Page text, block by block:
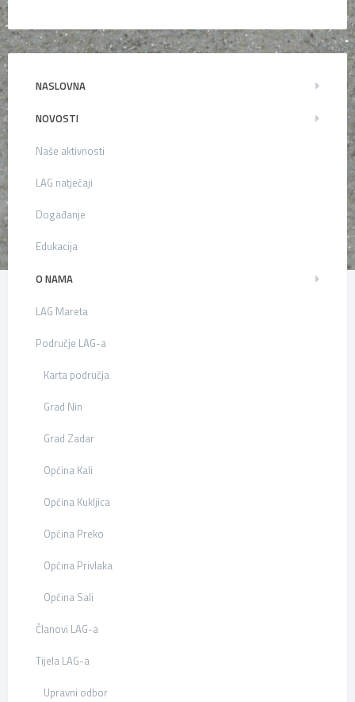
NASLOVNA
NOVOSTI
Naše aktivnosti
LAG natječaji
Događanje
Edukacija
O NAMA
LAG Mareta
Područje LAG-a
Karta područja
Grad Nin
Grad Zadar
Općina Kali
Općina Kukljica
Općina Preko
Općina Privlaka
Općina Sali
Članovi LAG-a
Tijela LAG-a
Upravni odbor